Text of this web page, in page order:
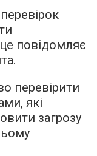
повідомляє
перевірити
які
загрозу